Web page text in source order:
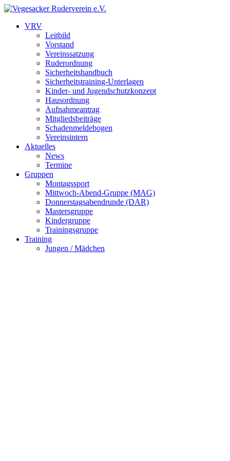
VRV
Leitbild
Vorstand
Vereinssatzung
Ruderordnung
Sicherheitshandbuch
Sicherheitstraining-Unterlagen
Kinder- und Jugendschutzkonzept
Hausordnung
Aufnahmeantrag
Mitgliedsbeiträge
Schadenmeldebogen
Vereinsintern
Aktuelles
News
Termine
Gruppen
Montagssport
Mittwoch-Abend-Gruppe (MAG)
Donnerstagsabendrunde (DAR)
Mastersgruppe
Kindergruppe
Trainingsgruppe
Training
Jungen / Mädchen